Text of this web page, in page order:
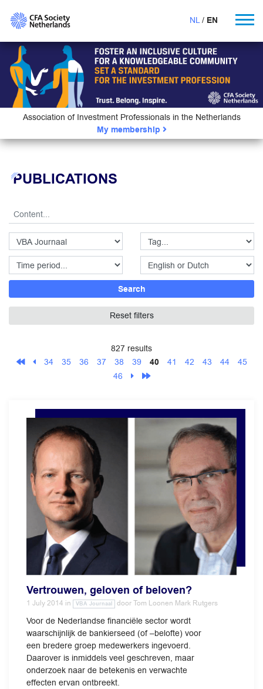
NL EN
Association of Investment Professionals in the Netherlands
My membership
PUBLICATIONS
Search
Reset filters
827 results
34
35 36 37 38 39 40 41 42 43 44
45
46
Vertrouwen, geloven of beloven?
1 July 2014 in VBA Journaal doorTom Loonen Mark Rutgers
Voor de Nederlandse financiële sector wordt
waarschijnlijk de bankierseed (of –belofte) voor
een bredere groep medewerkers ingevoerd.
Daarover is inmiddels veel geschreven, maar
onderzoek naar de betekenis en verwachte
effecten ervan ontbreekt.